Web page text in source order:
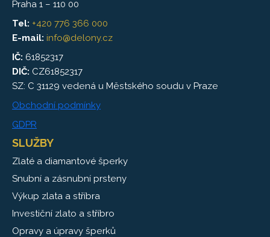
Praha 1 – 110 00
Tel: +420 776 366 000
E-mail: info@delony.cz
IČ: 61852317
DIČ: CZ61852317
SZ: C 31129 vedená u Městského soudu v Praze
Obchodní podmínky
GDPR
SLUŽBY
Zlaté a diamantové šperky
Snubní a zásnubní prsteny
Výkup zlata a stříbra
Investiční zlato a stříbro
Opravy a úpravy šperků